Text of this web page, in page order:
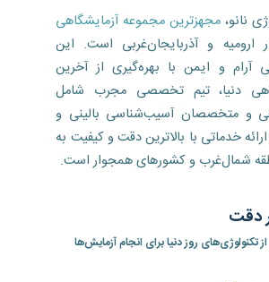
نانو، مجهزترین مجموعه آزمایشگاهی
ارومیه و آذربایجان‌غربی است. این
و ایمن با بهره‌گیری از آخرین
دنیا، تیم تخصصی مجرب شامل
و متخصصان آسیب‌شناسی بالینی و
خدماتی با بالاترین دقت و کیفیت به
شمال‌غرب و کشورهای همجوار است.
دقت
تکنولوژی‌های روز دنیا برای انجام آزمایش‌ها